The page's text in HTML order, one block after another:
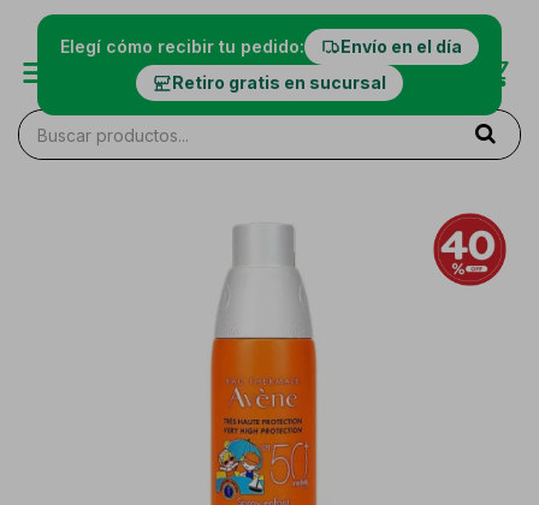
Elegí cómo recibir tu pedido:
Envío en el día
Retiro gratis en sucursal